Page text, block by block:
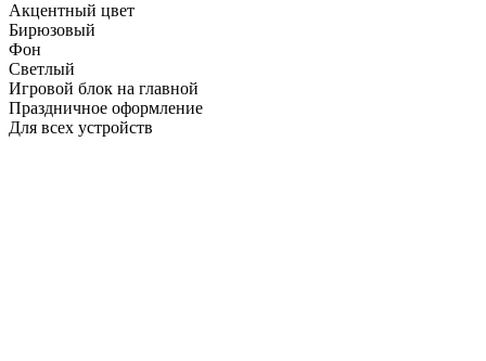
Акцентный цвет
Бирюзовый
Фон
Светлый
Игровой блок на главной
Праздничное оформление
Для всех устройств